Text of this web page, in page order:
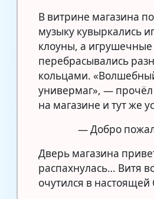
В витрине магазина
музыку кувыркались
клоуны, а
перебрасывались
кольцами.
универмаг», — прочёл
на магазине и тут же
— Добро
Дверь магазина
распахнулась… Витя
очутился в настоящей